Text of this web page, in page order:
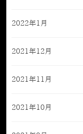
2022年1月
2021年12月
2021年11月
2021年10月